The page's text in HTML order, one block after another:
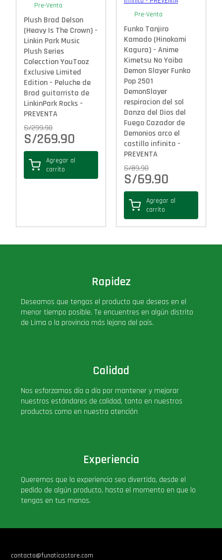
Pre-Venta
Plush Brad Delson
(Heavy Is The Crown) -
Linkin Park Music
Plush Series
Colecction YouTooz
Exclusive Limited
Edition - Peluche de
Brad guitarrista de
LinkinPark Rocks -
PREVENTA
S/299.90
S/269.90
Agregar al
carrito
Pre-Venta
Funko Tanjiro
Kamado (Hinokami
Kagura) - Anime
Kimetsu No Yaiba
Demon Slayer Funko
Pop 2501
DemonSlayer
respiracion del sol
Danza del Dios del
Fuego Cazador de
Demonios arco el
castillo infinito -
PREVENTA
S/89.90
S/69.90
Agregar al
carrito
Rapidez
Deseamos que tengas el producto que deseas en el
menor tiempo posible. Te encuentres en algún distrito
de Lima o la provincia más lejana del país.
Calidad
Nos esforzamos día a día por mantener y mejorar
nuestros estándares de calidad, tanto en nuestros
productos como en nuestra atención
Experiencia
Queremos que la experiencia sea divertida, desde el
pedido de algún producto, hasta el momento en que lo
tengas en tus manos.
contacto@funaticostore.com